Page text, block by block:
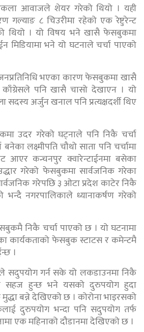
आवाजले शेयर गरेको थियो । यही
८ चिउरीमा रहेको एक रेष्टुरेन्ट
थियो । यो विषय भने खासै फेसबुकमा
मिडियामा भने यो घटनाले चर्चा पाएको
भएका कारण फेसबुकमा खासै
पनि खासै चासो देखाएन । यो
सदस्य अर्जुन खनाल पनि प्रत्यक्षदर्शी थिए
उदर गरेको घट्नाले पनि निकै चर्चा
बनेका लक्ष्मीपति चौथो साता पनि चर्चामा
आएर कन्चनपुर क्वारेन्टाईनमा बसेका
गरेको फेसबुकमा सार्वजनिक गरेका
गरेपछि ३ ओटा प्रदेश काटेर निकै
भन्दै नगरपालिकाले ध्यानाकर्षण गरेको
निकै चर्चा पाएको छ । यो घटनामा
कार्यकताको फेसबुक स्टाटस र कमेन्टमै
।
सदुपयोग गर्न सके यो लकडाउनमा निकै
सहज हुन्छ भने यसको दुरुपयोग हुदा
बन्ने देखिएको छ । कोरोना भाइरसको
दुरुपयोग भन्दा पनि सदुपयोग तर्फ
एक महिनाको दौडानमा देखिएको छ ।